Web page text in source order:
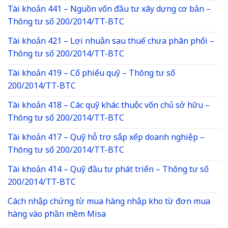
Tài khoản 441 – Nguồn vốn đầu tư xây dựng cơ bản –
Thông tư số 200/2014/TT-BTC
Tài khoản 421 – Lợi nhuận sau thuế chưa phân phối –
Thông tư số 200/2014/TT-BTC
Tài khoản 419 – Cổ phiếu quỹ – Thông tư số
200/2014/TT-BTC
Tài khoản 418 – Các quỹ khác thuộc vốn chủ sở hữu –
Thông tư số 200/2014/TT-BTC
Tài khoản 417 – Quỹ hỗ trợ sắp xếp doanh nghiệp –
Thông tư số 200/2014/TT-BTC
Tài khoản 414 – Quỹ đầu tư phát triển – Thông tư số
200/2014/TT-BTC
Cách nhập chứng từ mua hàng nhập kho từ đơn mua
hàng vào phần mềm Misa